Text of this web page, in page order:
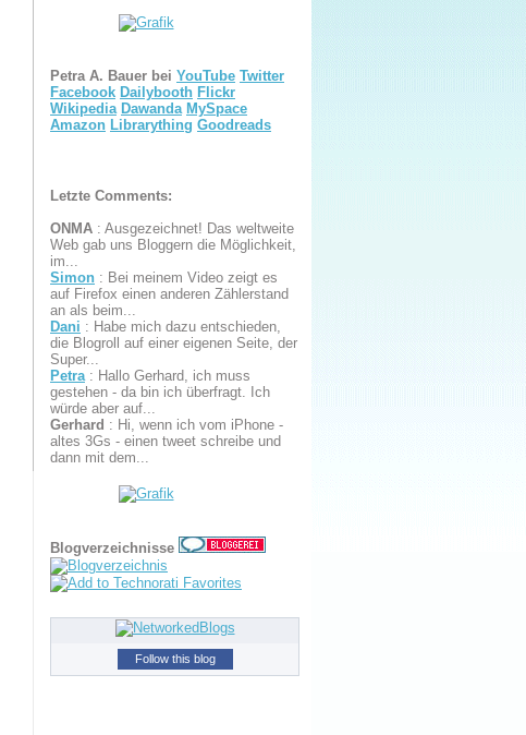
Petra A. Bauer bei YouTube Twitter
Facebook Dailybooth Flickr
Wikipedia Dawanda MySpace
Amazon Librarything Goodreads
Letzte Comments:
ONMA : Ausgezeichnet! Das weltweite
Web gab uns Bloggern die Möglichkeit,
im...
Simon : Bei meinem Video zeigt es
auf Firefox einen anderen Zählerstand
an als beim...
Dani : Habe mich dazu entschieden,
die Blogroll auf einer eigenen Seite, der
Super...
Petra : Hallo Gerhard, ich muss
gestehen - da bin ich überfragt. Ich
würde aber auf...
Gerhard : Hi, wenn ich vom iPhone -
altes 3Gs - einen tweet schreibe und
dann mit dem...
Blogverzeichnisse
Follow this blog